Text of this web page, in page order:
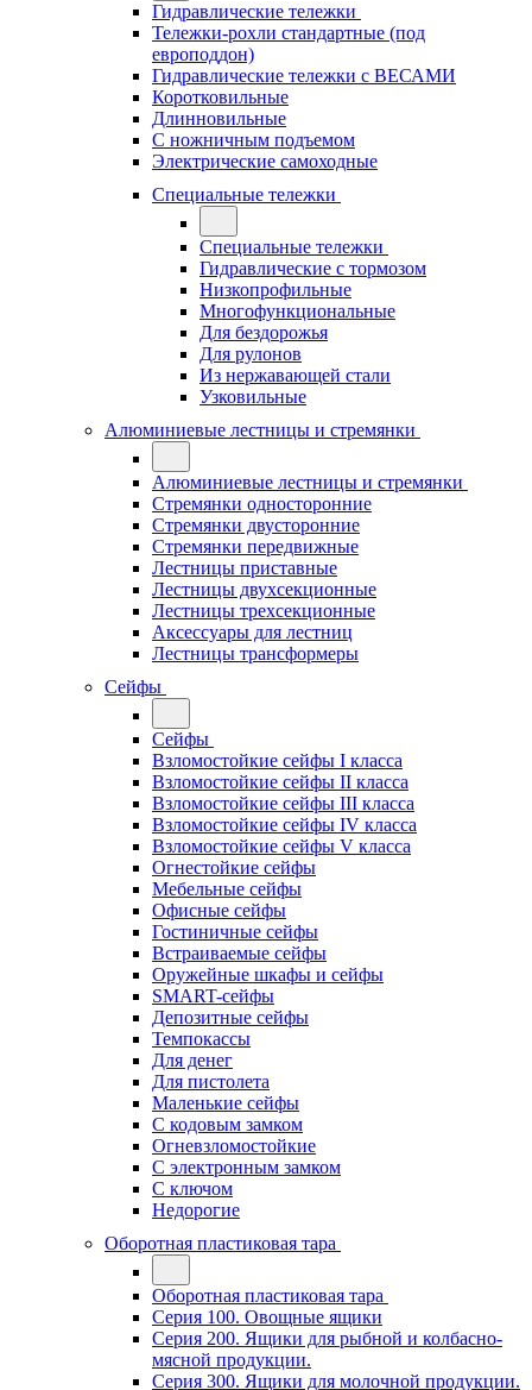
Гидравлические тележки
Тележки-рохли стандартные (под
европоддон)
Гидравлические тележки с ВЕСАМИ
Коротковильные
Длинновильные
С ножничным подъемом
Электрические самоходные
Специальные тележки
Специальные тележки
Гидравлические с тормозом
Низкопрофильные
Многофункциональные
Для бездорожья
Для рулонов
Из нержавающей стали
Узковильные
Алюминиевые лестницы и стремянки
Алюминиевые лестницы и стремянки
Стремянки односторонние
Стремянки двусторонние
Стремянки передвижные
Лестницы приставные
Лестницы двухсекционные
Лестницы трехсекционные
Аксессуары для лестниц
Лестницы трансформеры
Сейфы
Сейфы
Взломостойкие сейфы I класса
Взломостойкие сейфы II класса
Взломостойкие сейфы III класса
Взломостойкие сейфы IV класса
Взломостойкие сейфы V класса
Огнестойкие сейфы
Мебельные сейфы
Офисные сейфы
Гостиничные сейфы
Встраиваемые сейфы
Оружейные шкафы и сейфы
SMART-сейфы
Депозитные сейфы
Темпокассы
Для денег
Для пистолета
Маленькие сейфы
С кодовым замком
Огневзломостойкие
С электронным замком
С ключом
Недорогие
Оборотная пластиковая тара
Оборотная пластиковая тара
Серия 100. Овощные ящики
Серия 200. Ящики для рыбной и колбасно-
мясной продукции.
Серия 300. Ящики для молочной продукции.